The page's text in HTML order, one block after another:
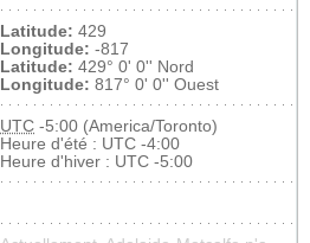
Latitude: 429
Longitude: -817
Latitude: 429° 0' 0'' Nord
Longitude: 817° 0' 0'' Ouest
UTC -5:00 (America/Toronto)
Heure d'été : UTC -4:00
Heure d'hiver : UTC -5:00